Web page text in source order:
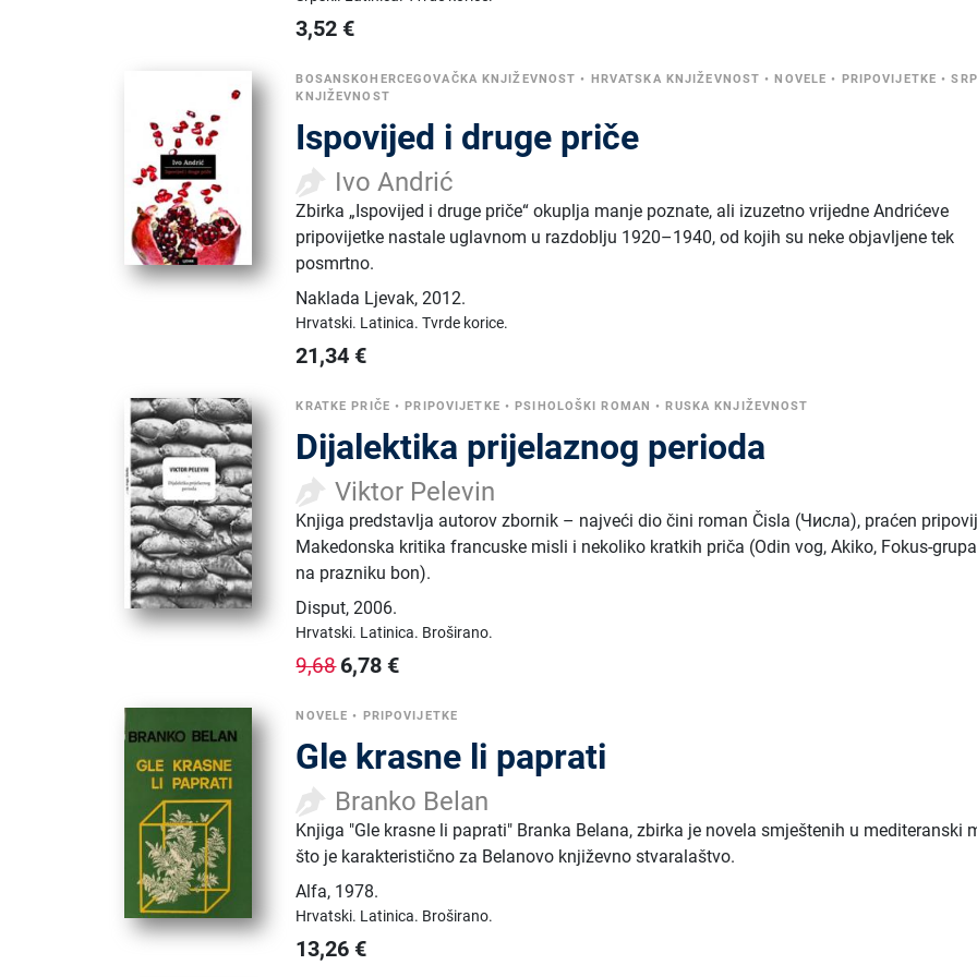
3,52 €
BOSANSKOHERCEGOVAČKA KNJIŽEVNOST • HRVATSKA KNJIŽEVNOST •NOVELE • PRIPOVIJETKE •
KNJIŽEVNOST
Ispovijed i druge priče
Ivo Andrić
Zbirka „Ispovijed i druge priče“ okuplja manje poznate, ali izuzetno vrijedne Andrićeve
pripovijetke nastale uglavnom u razdoblju 1920–1940, od kojih su neke objavljene tek
posmrtno.
Naklada Ljevak,2012.
Hrvatski. Latinica.Tvrde korice.
21,34 €
KRATKE PRIČE •PRIPOVIJETKE •PSIHOLOŠKI ROMAN •RUSKA KNJIŽEVNOST
Dijalektika prijelaznog perioda
Viktor Pelevin
Knjiga predstavlja autorov zbornik – najveći dio čini roman Čisla (Числа), praćen
Makedonska kritika francuske misli i nekoliko kratkih priča (Odin vog, Akiko, Fokus-
na prazniku bon).
Disput,2006.
Hrvatski. Latinica. Broširano.
9,686,78 €
NOVELE • PRIPOVIJETKE
Gle krasne li paprati
Branko Belan
Knjiga "Gle krasne li paprati" Branka Belana, zbirka je novela smještenih u mediteranski
što je karakteristično za Belanovo književno stvaralaštvo.
Alfa, 1978.
Hrvatski. Latinica. Broširano.
13,26 €